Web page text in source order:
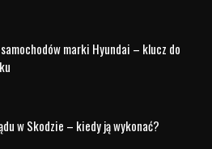
marki Hyundai – klucz do
w Skodzie – kiedy ją wykonać?